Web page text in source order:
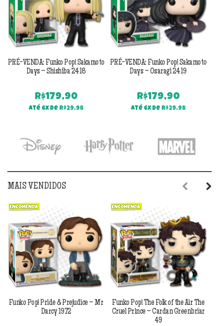
PRÉ-VENDA: Funko Pop! Sakamoto
Days – Shishiba 2418
R$179,90
Até 6x de R$29,98
PRÉ-VENDA: Funko Pop! Sakamoto
Days – Osaragi 2419
R$179,90
Até 6x de R$29,98
MAIS VENDIDOS
Funko Pop! Pride & Prejudice – Mr
Darcy 1972
Funko Pop! The Folk of the Air The
Cruel Prince – Cardan Greenbriar
49